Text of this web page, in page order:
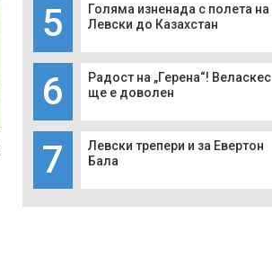
5
Голяма изненада с полета на
Левски до Казахстан
6
Радост на „Герена“! Веласкес
ще е доволен
7
Левски трепери и за Евертон
Бала